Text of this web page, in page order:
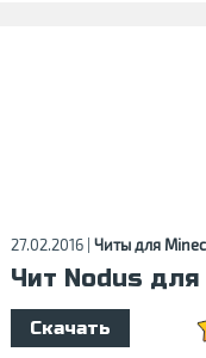
27.02.2016 | Читы для
Чит Nodus для
Скачать